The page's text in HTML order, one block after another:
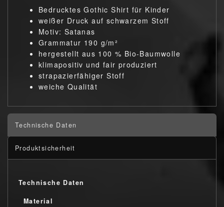
Bedrucktes Gothic Shirt für Kinder
weißer Druck auf schwarzem Stoff
Motiv: Satanas
Grammatur 190 g/m²
hergestellt aus 100 % Bio-Baumwolle
klimapositiv und fair produziert
strapazierfähiger Stoff
weiche Qualität
Technische Daten
Produktsicherheit
Technische Daten
Material